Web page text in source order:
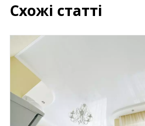
Схожі статті